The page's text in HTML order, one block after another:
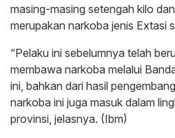
masing-masing setengah kilo
merupakan narkoba jenis Extasi
“Pelaku ini sebelumnya telah
membawa narkoba melalui
ini, bahkan dari hasil
narkoba ini juga masuk dalam
provinsi, jelasnya. (Ibm)